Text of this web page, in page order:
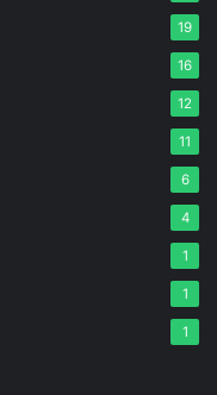
19
16
12
11
6
4
1
1
1